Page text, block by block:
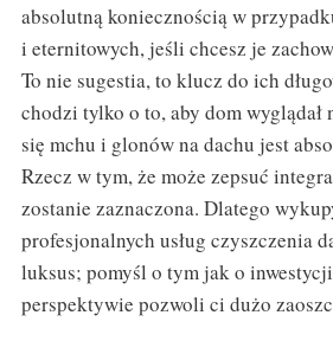
absolutną koniecznością w
i eternitowych, jeśli chcesz je
To nie sugestia, to klucz do ich
chodzi tylko o to, aby dom wyglądał
się mchu i glonów na dachu jest
Rzecz w tym, że może zepsuć
zostanie zaznaczona. Dlatego
profesjonalnych usług czyszczenia
luksus; pomyśl o tym jak o
perspektywie pozwoli ci dużo